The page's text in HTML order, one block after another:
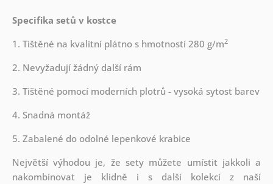
Specifika setů v kostce
1. Tištěné na kvalitní plátno s hmotností 280 g/m2
2. Nevyžadují žádný další rám
3. Tištěné pomocí moderních plotrů - vysoká sytost barev
4. Snadná montáž
5. Zabalené do odolné lepenkové krabice
Největší výhodou je, že sety můžete umístit jakkoli a
nakombinovat je klidně i s další kolekcí z naší